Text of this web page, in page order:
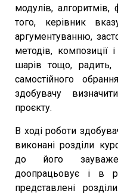
модулів, алгоритмів,
того, керівник
аргументуванню,
методів, композиції
шарів тощо, радить,
самостійного
здобувачу
проєкту.
В ході роботи
виконані розділи
до його
доопрацьовує і в
представлені